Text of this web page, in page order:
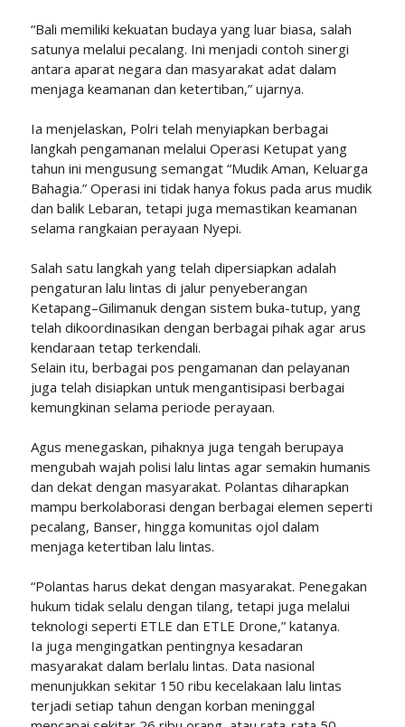
“Bali memiliki kekuatan budaya yang luar biasa, salah
satunya melalui pecalang. Ini menjadi contoh sinergi
antara aparat negara dan masyarakat adat dalam
menjaga keamanan dan ketertiban,” ujarnya.
Ia menjelaskan, Polri telah menyiapkan berbagai
langkah pengamanan melalui Operasi Ketupat yang
tahun ini mengusung semangat “Mudik Aman, Keluarga
Bahagia.” Operasi ini tidak hanya fokus pada arus mudik
dan balik Lebaran, tetapi juga memastikan keamanan
selama rangkaian perayaan Nyepi.
Salah satu langkah yang telah dipersiapkan adalah
pengaturan lalu lintas di jalur penyeberangan
Ketapang–Gilimanuk dengan sistem buka-tutup, yang
telah dikoordinasikan dengan berbagai pihak agar arus
kendaraan tetap terkendali.
Selain itu, berbagai pos pengamanan dan pelayanan
juga telah disiapkan untuk mengantisipasi berbagai
kemungkinan selama periode perayaan.
Agus menegaskan, pihaknya juga tengah berupaya
mengubah wajah polisi lalu lintas agar semakin humanis
dan dekat dengan masyarakat. Polantas diharapkan
mampu berkolaborasi dengan berbagai elemen seperti
pecalang, Banser, hingga komunitas ojol dalam
menjaga ketertiban lalu lintas.
“Polantas harus dekat dengan masyarakat. Penegakan
hukum tidak selalu dengan tilang, tetapi juga melalui
teknologi seperti ETLE dan ETLE Drone,” katanya.
Ia juga mengingatkan pentingnya kesadaran
masyarakat dalam berlalu lintas. Data nasional
menunjukkan sekitar 150 ribu kecelakaan lalu lintas
terjadi setiap tahun dengan korban meninggal